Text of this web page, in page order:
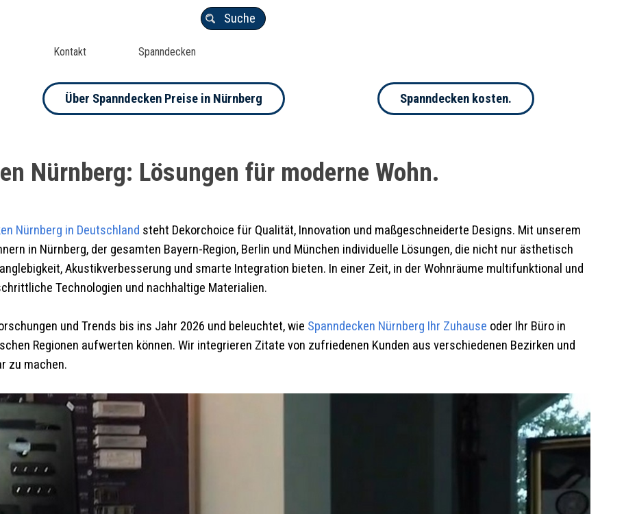
Kontakt Spanndecken
Suche
Über Spanndecken Preise in Nürnberg Spanndecken kosten.
Nürnberg: Lösungen für moderne Wohn.
Nürnberg in Deutschland steht Dekorchoice für Qualität, Innovation und maßgeschneiderte Designs. Mit unserem
in Nürnberg, der gesamten Bayern-Region, Berlin und München individuelle Lösungen, die nicht nur ästhetisch
Akustikverbesserung und smarte Integration bieten. In einer Zeit, in der Wohnräume multifunktional und
Technologien und nachhaltige Materialien.
und Trends bis ins Jahr 2026 und beleuchtet, wie Spanndecken Nürnberg Ihr Zuhause oder Ihr Büro in
Regionen aufwerten können. Wir integrieren Zitate von zufriedenen Kunden aus verschiedenen Bezirken und
zu machen.